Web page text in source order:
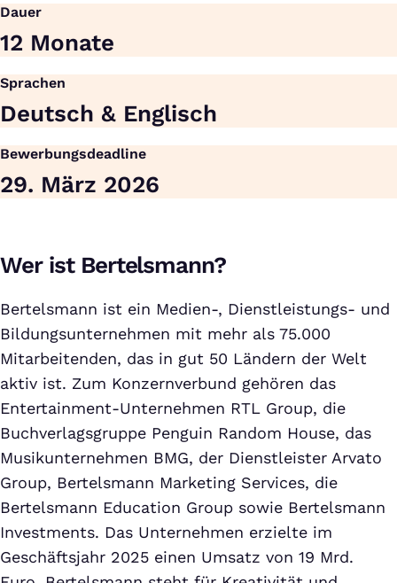
Dauer
12 Monate
Sprachen
Deutsch & Englisch
Bewerbungsdeadline
29. März 2026
Wer ist Bertelsmann?
Bertelsmann ist ein Medien-, Dienstleistungs- und
Bildungsunternehmen mit mehr als 75.000
Mitarbeitenden, das in gut 50 Ländern der Welt
aktiv ist. Zum Konzernverbund gehören das
Entertainment-Unternehmen RTL Group, die
Buchverlagsgruppe Penguin Random House, das
Musikunternehmen BMG, der Dienstleister Arvato
Group, Bertelsmann Marketing Services, die
Bertelsmann Education Group sowie Bertelsmann
Investments. Das Unternehmen erzielte im
Geschäftsjahr 2025 einen Umsatz von 19 Mrd.